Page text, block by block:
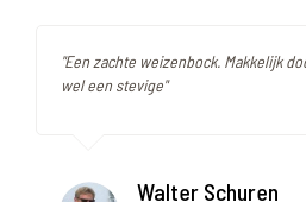
"Een zachte weizenbock. Makkelijk
wel een stevige"
Walter Schuren